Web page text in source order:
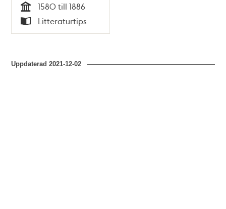
Tid
1580 till 1886
Typ
Litteraturtips
Uppdaterad2021-12-02